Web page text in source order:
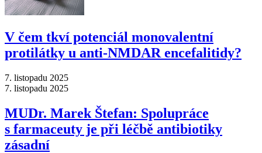
V čem tkví potenciál monovalentní
protilátky u anti-NMDAR encefalitidy?
7. listopadu 2025
7. listopadu 2025
MUDr. Marek Štefan: Spolupráce
s farmaceuty je při léčbě antibiotiky
zásadní